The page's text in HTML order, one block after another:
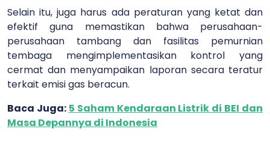
Selain itu, juga harus ada peraturan yang ketat dan
efektif guna memastikan bahwa perusahaan-
perusahaan tambang dan fasilitas pemurnian
tembaga mengimplementasikan kontrol yang
cermat dan menyampaikan laporan secara teratur
terkait emisi gas beracun.
Baca Juga: 5 Saham Kendaraan Listrik di BEI dan
Masa Depannya di Indonesia